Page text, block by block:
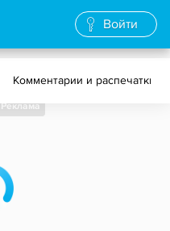
Войти
Комментарии и распечатки
Реклама